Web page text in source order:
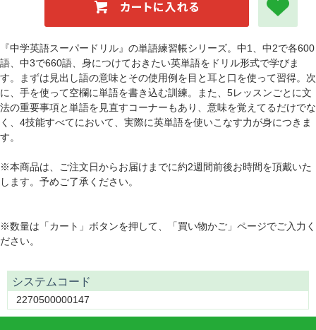
『中学英語スーパードリル』の単語練習帳シリーズ。中1、中2で各600
語、中3で660語、身につけておきたい英単語をドリル形式で学びま
す。まずは見出し語の意味とその使用例を目と耳と口を使って習得。次
に、手を使って空欄に単語を書き込む訓練。また、5レッスンごとに文
法の重要事項と単語を見直すコーナーもあり、意味を覚えてるだけでな
く、4技能すべてにおいて、実際に英単語を使いこなす力が身につきま
す。
※本商品は、ご注文日からお届けまでに約2週間前後お時間を頂戴いた
します。予めご了承ください。
※数量は「カート」ボタンを押して、「買い物かご」ページでご入力く
ださい。
システムコード
2270500000147